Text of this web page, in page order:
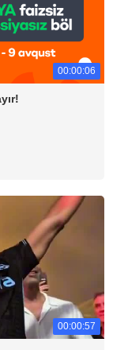
00:00:06
00:00:57